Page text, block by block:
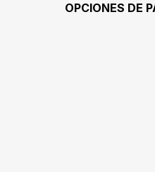
OPCIONES DE